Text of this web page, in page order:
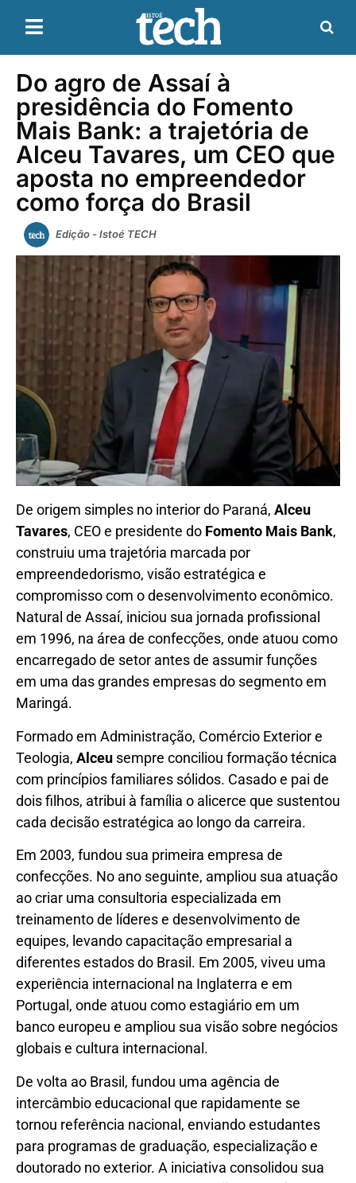
Do agro de Assaí à
presidência do Fomento
Mais Bank: a trajetória de
Alceu Tavares, um CEO que
aposta no empreendedor
como força do Brasil
Edição - Istoé TECH
De origem simples no interior do Paraná, Alceu
Tavares, CEO e presidente do Fomento Mais Bank,
construiu uma trajetória marcada por
empreendedorismo, visão estratégica e
compromisso com o desenvolvimento econômico.
Natural de Assaí, iniciou sua jornada profissional
em 1996, na área de confecções, onde atuou como
encarregado de setor antes de assumir funções
em uma das grandes empresas do segmento em
Maringá.
Formado em Administração, Comércio Exterior e
Teologia, Alceu sempre conciliou formação técnica
com princípios familiares sólidos. Casado e pai de
dois filhos, atribui à família o alicerce que sustentou
cada decisão estratégica ao longo da carreira.
Em 2003, fundou sua primeira empresa de
confecções. No ano seguinte, ampliou sua atuação
ao criar uma consultoria especializada em
treinamento de líderes e desenvolvimento de
equipes, levando capacitação empresarial a
diferentes estados do Brasil. Em 2005, viveu uma
experiência internacional na Inglaterra e em
Portugal, onde atuou como estagiário em um
banco europeu e ampliou sua visão sobre negócios
globais e cultura internacional.
De volta ao Brasil, fundou uma agência de
intercâmbio educacional que rapidamente se
tornou referência nacional, enviando estudantes
para programas de graduação, especialização e
doutorado no exterior. A iniciativa consolidou sua